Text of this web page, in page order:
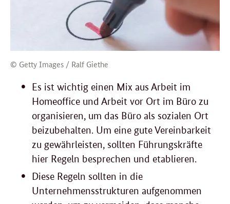
© Getty Images / Ralf Giethe
Es ist wichtig einen Mix aus Arbeit im
Homeoffice und Arbeit vor Ort im Büro zu
organisieren, um das Büro als sozialen Ort
beizubehalten. Um eine gute Vereinbarkeit
zu gewährleisten, sollten Führungskräfte
hier Regeln besprechen und etablieren.
Diese Regeln sollten in die
Unternehmensstrukturen aufgenommen